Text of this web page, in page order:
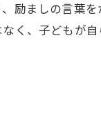
比較と優位性
学習成果の具体
の心構えと注意
励ましの言葉
く、子どもが